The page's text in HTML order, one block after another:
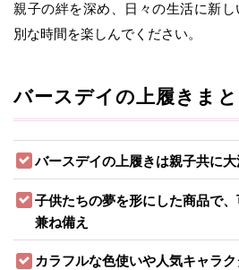
親子の絆を深め、日々の生活に新
別な時間を楽しんでください。
バースデイの上履きま
バースデイの上履きは親子共に
子供たちの夢を形にした商品で
兼ね備え
カラフルな色使いや人気キャラ